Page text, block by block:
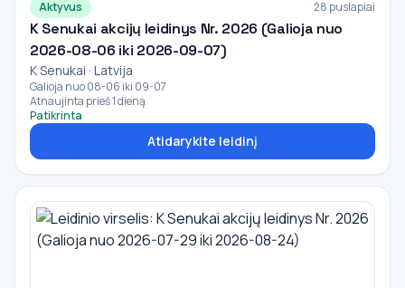
Aktyvus 28 puslapiai
K Senukai akcijų leidinys Nr. 2026 (Galioja nuo
2026-08-06 iki 2026-09-07)
K Senukai · Latvija
Galioja nuo 08-06 iki 09-07
Atnaujinta prieš 1 dieną
Patikrinta
Atidarykite leidinį